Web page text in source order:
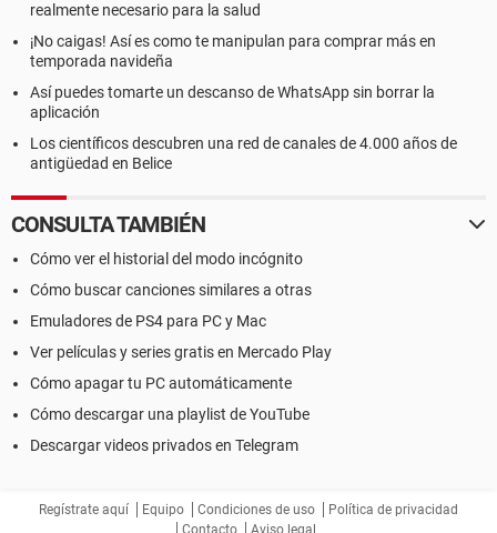
realmente necesario para la salud
¡No caigas! Así es como te manipulan para comprar más en
temporada navideña
Así puedes tomarte un descanso de WhatsApp sin borrar la
aplicación
Los científicos descubren una red de canales de 4.000 años de
antigüedad en Belice
CONSULTA TAMBIÉN
Cómo ver el historial del modo incógnito
Cómo buscar canciones similares a otras
Emuladores de PS4 para PC y Mac
Ver películas y series gratis en Mercado Play
Cómo apagar tu PC automáticamente
Cómo descargar una playlist de YouTube
Descargar videos privados en Telegram
Regístrate aquí Equipo Condiciones de uso
Política de privacidad
Contacto
Aviso legal